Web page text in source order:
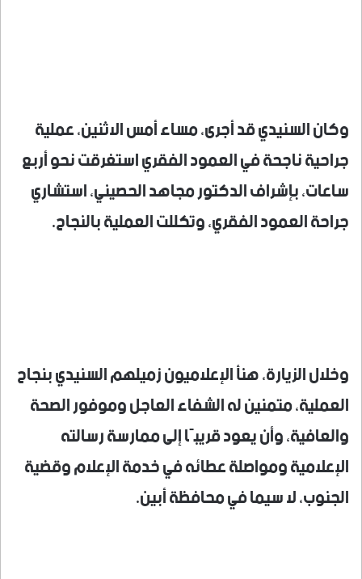
وكان السنيدي قد أجرى، مساء أمس الاثنين، عملية
جراحية ناجحة في العمود الفقري استغرقت نحو أربع
ساعات، بإشراف الدكتور مجاهد الحصيني، استشاري
جراحة العمود الفقري، وتكللت العملية بالنجاح.
وخلال الزيارة، هنأ الإعلاميون زميلهم السنيدي بنجاح
العملية، متمنين له الشفاء العاجل وموفور الصحة
والعافية، وأن يعود قريبًا إلى ممارسة رسالته
الإعلامية ومواصلة عطائه في خدمة الإعلام وقضية
الجنوب، لا سيما في محافظة أبين.